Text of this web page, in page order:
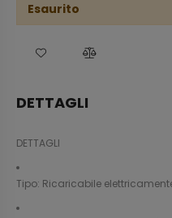
Esaurito
DETTAGLI
DETTAGLI
Tipo: Ricaricabile